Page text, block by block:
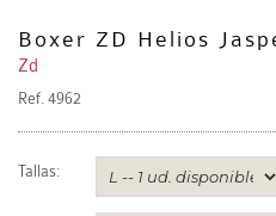
Boxer ZD Helios
Zd
Ref. 4962
Tallas: